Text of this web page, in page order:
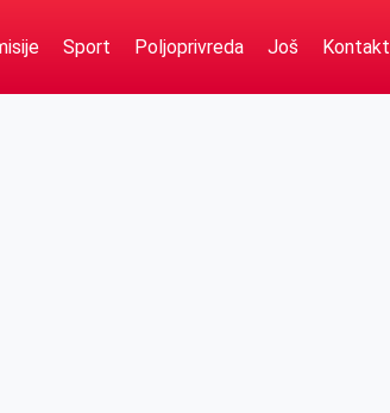
Sport Poljoprivreda Još Kontakt